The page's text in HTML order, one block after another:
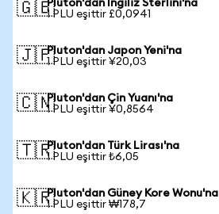
🇬🇧Pluton'dan İngiliz Sterlini'na
1 PLU eşittir £0,0941
🇯🇵Pluton'dan Japon Yeni'na
1 PLU eşittir ¥20,03
🇨🇳Pluton'dan Çin Yuanı'na
1 PLU eşittir ¥0,8564
🇹🇷Pluton'dan Türk Lirası'na
1 PLU eşittir ₺6,05
🇰🇷Pluton'dan Güney Kore Wonu'na
1 PLU eşittir ₩178,7